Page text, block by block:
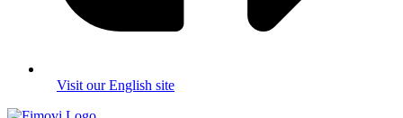
Visit our English site